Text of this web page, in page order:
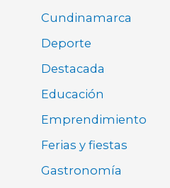
Cundinamarca
Deporte
Destacada
Educación
Emprendimiento
Ferias y fiestas
Gastronomía